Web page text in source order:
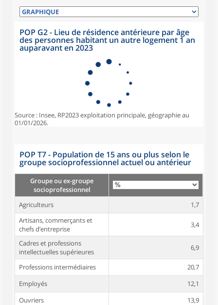
POP G2 - Lieu de résidence antérieure par âge
des personnes habitant un autre logement 1 an
auparavant en 2023
Source : Insee, RP2023 exploitation principale, géographie au
01/01/2026.
POP T7 - Population de 15 ans ou plus selon le
groupe socioprofessionnel actuel ou antérieur
Groupe ou ex-groupe
socioprofessionnel
Agriculteurs
1,7
Artisans, commerçants et
chefs d’entreprise
3,4
Cadres et professions
intellectuelles supérieures
6,9
Professions intermédiaires
20,7
Employés
12,1
Ouvriers
13,9